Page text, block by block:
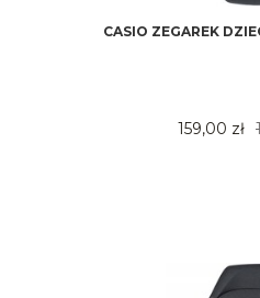
CASIO ZEGAREK
159,00 zł